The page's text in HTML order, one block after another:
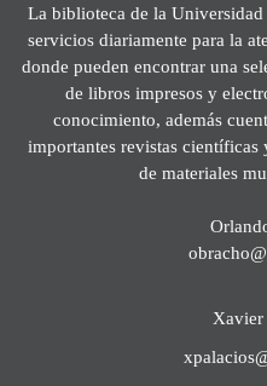
La biblioteca de la Universidad
servicios diariamente para la
donde pueden encontrar una
de libros impresos y
conocimiento, además
importantes revistas científicas
de materiales
Xavier